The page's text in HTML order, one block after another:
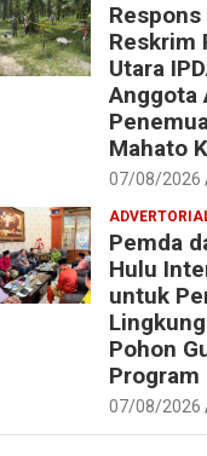
Reskrim
Utara
Anggota
Mahato
07/08/2026
Pemda
Hulu
untuk
Pohon
Program
07/08/2026